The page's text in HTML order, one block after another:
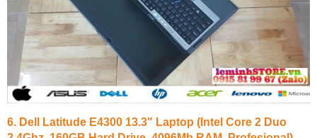
6. Dell Latitude E4300 13.3" Laptop (Intel Core 2 Duo